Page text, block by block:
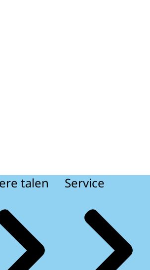
talen Service